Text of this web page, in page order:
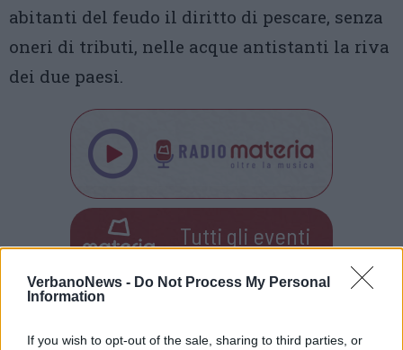
VerbanoNews - Do Not Process My Personal
Information
If you wish to opt-out of the sale, sharing to third parties, or
abitanti del feudo il diritto di pescare, senza
oneri di tributi, nelle acque antistanti la riva
dei due paesi.
Castronno
Tutti gli eventi
di agosto
Maria Carla Cebrelli